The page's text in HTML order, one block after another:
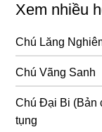
Xem nhiều
Chú Lăng
Chú Vãng Sanh
Chú Đại Bi (Bản
tụng